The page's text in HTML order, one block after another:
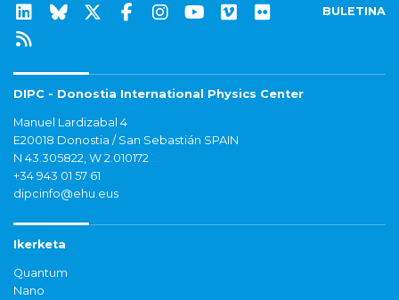
BULETINA
DIPC - Donostia International Physics Center
Manuel Lardizabal 4
E20018 Donostia / San Sebastián SPAIN
N 43.305822, W 2.010172
+34 943 01 57 61
dipcinfo@ehu.eus
Ikerketa
Quantum
Nano